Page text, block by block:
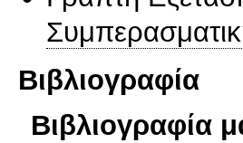
Βιβλιογραφία
Βιβλιογραφία